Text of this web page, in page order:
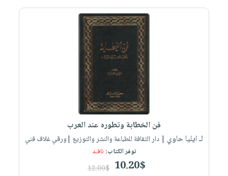
فن الخطابة وتطوره عند العرب
لـ ايليا حاوي | دار الثقافة للطباعة والنشر والتوزيع |ورقي غلاف فني
توفر الكتاب: نافـد
10.20$
12.00$